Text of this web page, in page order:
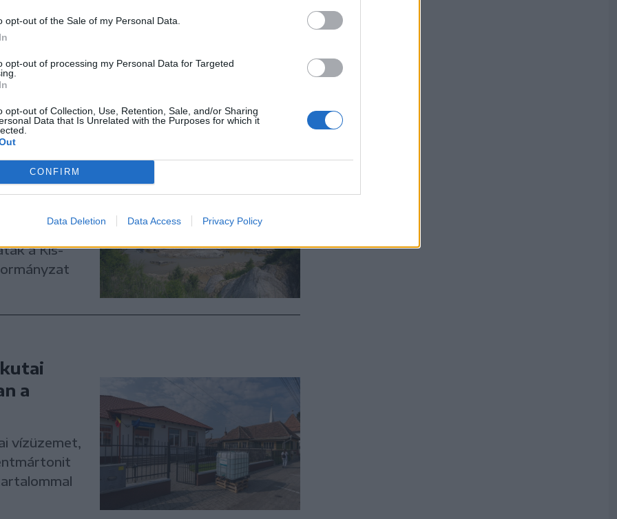
opt-out of the Sale of my Personal Data.
opt-out of processing my Personal Data for Targeted
opt-out of Collection, Use, Retention, Sale, and/or Sharing
Data that Is Unrelated with the Purposes for which it
CONFIRM
Data Deletion Data Access Privacy Policy
vizet, de
szerint.
a
emiatt
a Kis-
a
vízüzemet,